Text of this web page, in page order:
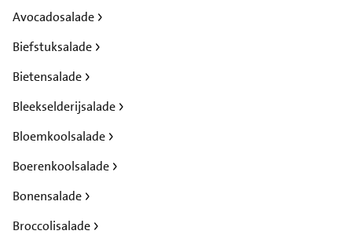
Avocadosalade
Biefstuksalade
Bietensalade
Bleekselderijsalade
Bloemkoolsalade
Boerenkoolsalade
Bonensalade
Broccolisalade